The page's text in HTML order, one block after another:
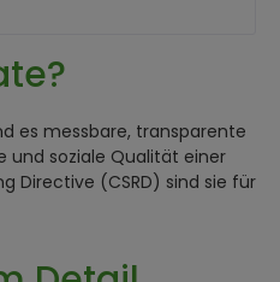
es messbare, transparente
und soziale Qualität einer
Directive (CSRD) sind sie für